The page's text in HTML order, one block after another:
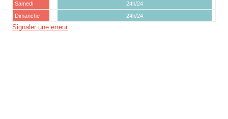
Samedi
24h/24
Dimanche
24h/24
Signaler une erreur